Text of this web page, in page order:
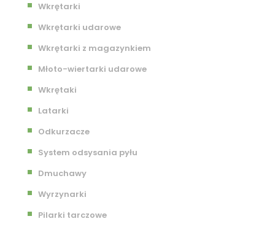
Wkrętarki
Wkrętarki udarowe
Wkrętarki z magazynkiem
Młoto-wiertarki udarowe
Wkrętaki
Latarki
Odkurzacze
System odsysania pyłu
Dmuchawy
Wyrzynarki
Pilarki tarczowe